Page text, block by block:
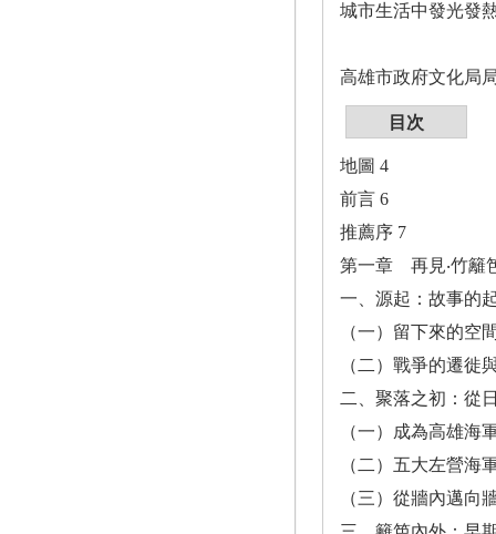
城市生活中發光發
高雄市政府文化局
目次
地圖 4
前言 6
推薦序 7
第一章 再見‧竹籬
一、源起：故事的
（一）留下來的空
（二）戰爭的遷徙
二、聚落之初：從
（一）成為高雄海
（二）五大左營海
（三）從牆內邁向